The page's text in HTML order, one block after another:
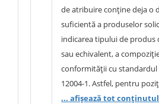
ambalaje de dimensiuni
mici decât cele solicitate.
autoritatea contractantă
cerințele stabilite sunt
necesitățile sale și nu
nejustificat concurența.
cele expuse, documentația
de atribuire conține deja o
suficientă a produselor
indicarea tipului de produs
sau echivalent, a
conformității cu standardul
12004-1. Astfel, pentru
solicitat: „Adeziv pentru
... afișează tot conținutul